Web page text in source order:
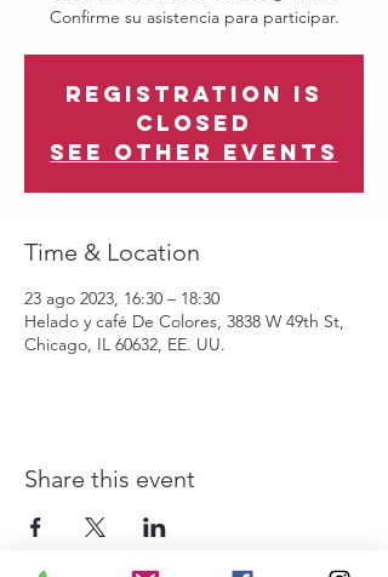
Confirme su asistencia para participar.
Registration is
closed
See other events
Time & Location
23 ago 2023, 16:30 – 18:30
Helado y café De Colores, 3838 W 49th St,
Chicago, IL 60632, EE. UU.
Share this event